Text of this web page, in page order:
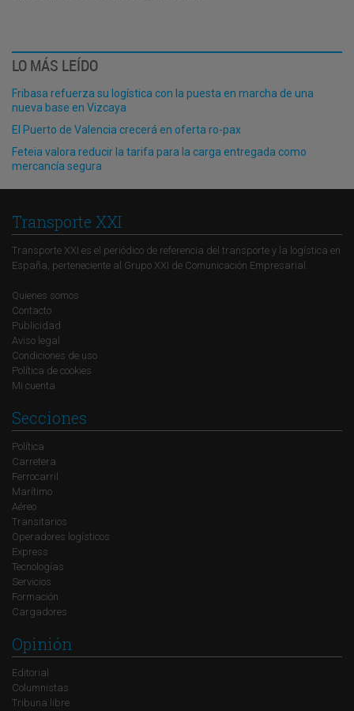
LO MÁS LEÍDO
Fribasa refuerza su logística con la puesta en marcha de una
nueva base en Vizcaya
El Puerto de Valencia crecerá en oferta ro-pax
Feteia valora reducir la tarifa para la carga entregada como
mercancía segura
Transporte XXI
Transporte XXI es el periódico de referencia del transporte y la logística en
España, perteneciente al Grupo XXI de Comunicación Empresarial.
Quienes somos
Contacto
Publicidad
Aviso legal
Condiciones de uso
Política de cookies
Mi cuenta
Secciones
Política
Carretera
Ferrocarril
Marítimo
Aéreo
Transitarios
Operadores logísticos
Express
Tecnologías
Servicios
Formación
Cargadores
Opinión
Editorial
Columnistas
Tribuna libre